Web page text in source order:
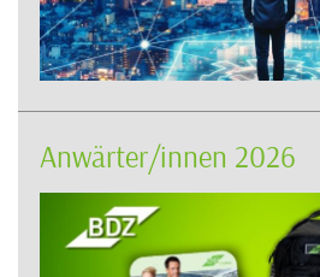
Anwärter/innen 2026